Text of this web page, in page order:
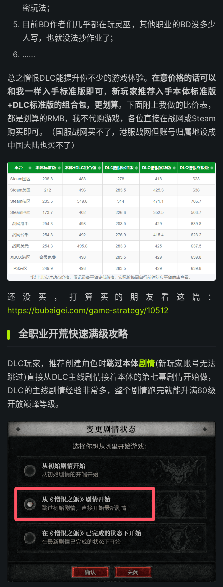
密玩法；
目前BD作者们几乎都在玩灵巫，其他职业的BD没多少
人写，也就没法抄作业了；
……
总之憎恨DLC能提升你不少的游戏体验。 在意价格的话可以
和我一样入手标准版即可， 新玩家推荐入手本体标准版
+DLC标准版的组合包，更划算。下面附上我做的比价表，
都是划算的RMB，我不代购游戏，各位直接在战网或Steam
购买即可。（国服战网买不了，港服战网但账号归属地设成
中国大陆也买不了）
还没买，打算买的朋友看这篇：
https://bubaigei.com/game-strategy/10512
全职业开荒快速满级攻略
DLC玩家，推荐创建角色时跳过本体剧情(新玩家账号无法
跳过)直接从DLC主线剧情接着本体的第七幕剧情开始做，
DLC的主线剧情经验非常多，整个剧情跑完就能升满60级
开放巅峰等级。